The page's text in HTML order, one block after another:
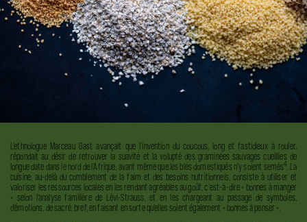
L’ethnologue Marceau Gast avançait que l’invention du coucous, long et fastidieux à rouler,
répondait au désir de retrouver la suavité et la volupté des graminées sauvages cueillies de
longue date dans le nord de l’Afrique, avant même que les blés domestiqués n’y soient semés4. La
cuisine, au-delà du comblement de la faim et des besoins nutritionnels, consiste à utiliser et
valoriser les ressources locales en les rendant agréables au goût, c'est-à-dire « bonnes à manger
» selon l’analyse familière de Lévi-Strauss, et en les chargeant au passage de symboles,
d’émotions, de sacré, bref, en faisant en sorte qu’elles soient également « bonnes à penser ».